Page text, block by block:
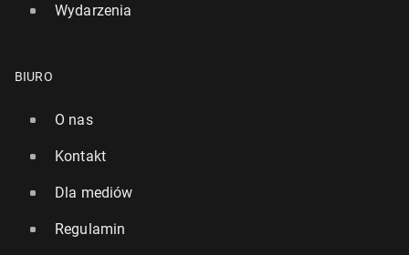
Wydarzenia
BIURO
O nas
Kontakt
Dla mediów
Regulamin